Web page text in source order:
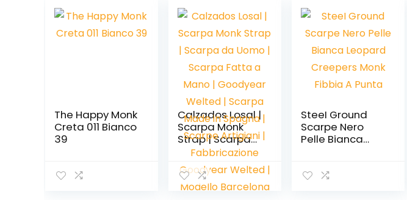
The Happy Monk
Creta 011 Bianco
39
Calzados Losal |
Scarpa Monk
Strap | Scarpa
da Uomo |
Scarpa Fatta a
Mano |
Goodyear
SteeI Ground
Scarpe Nero
Pelle Bianca
Fibbia A Punta